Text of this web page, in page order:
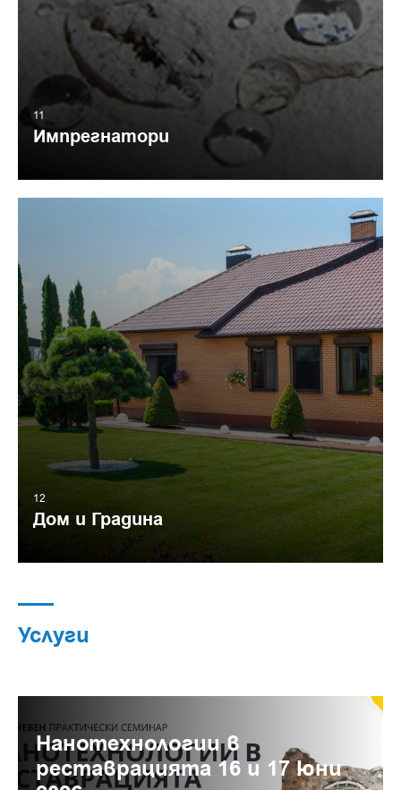
11
Импрегнатори
12
Дом и Градина
Услуги
Нанотехнологии в
реставрацията 16 и 17 юни